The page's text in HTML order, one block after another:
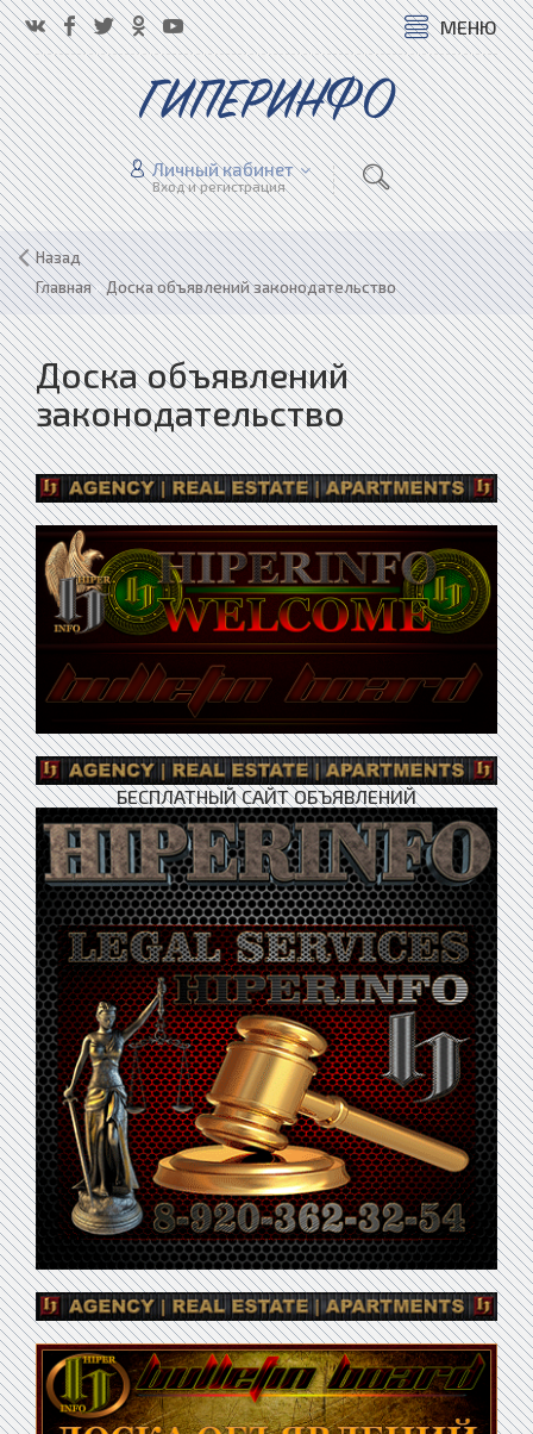
МЕНЮ
ГИПЕРИНФО
Личный кабинет
Вход и регистрация
Назад
Главная»Доска объявлений законодательство
Доска объявлений
законодательство
БЕСПЛАТНЫЙ САЙТ ОБЪЯВЛЕНИЙ